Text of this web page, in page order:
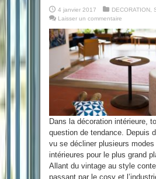
4 janvier 2017 DECORATION
Laisser un commentaire
Dans la décoration intérieure,
question de tendance. Depuis
vu se décliner plusieurs
intérieures pour le plus grand
Allant du vintage au style
passant par le cosy et